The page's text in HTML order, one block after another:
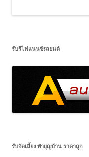
รับรีไฟแนนซ์รถยนต์
รับจัดเลี้ยง ทำบุญบ้าน ราคาถูก